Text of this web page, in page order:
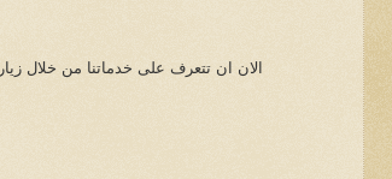
الان ان تتعرف على خدماتنا من خلال